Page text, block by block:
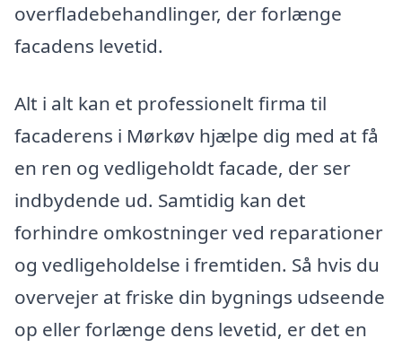
overfladebehandlinger, der forlænge
facadens levetid.
Alt i alt kan et professionelt firma til
facaderens i Mørkøv hjælpe dig med at få
en ren og vedligeholdt facade, der ser
indbydende ud. Samtidig kan det
forhindre omkostninger ved reparationer
og vedligeholdelse i fremtiden. Så hvis du
overvejer at friske din bygnings udseende
op eller forlænge dens levetid, er det en